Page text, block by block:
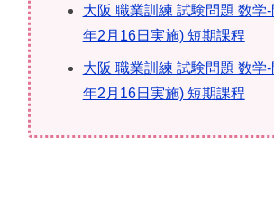
大阪 職業訓練 試験問題 数学
年2月16日実施) 短期課程
大阪 職業訓練 試験問題 数学
年2月16日実施) 短期課程